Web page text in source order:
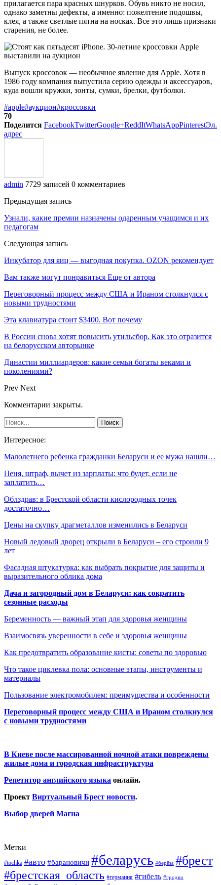
прилагается пара красных шнурков. Обувь никто не носил,
однако заметны дефекты, а именно: пожелтение подошвы,
клея, а также светлые пятна на носках. Все это лишь признаки
старения, не более.
Выпуск кроссовок — необычное явление для Apple. Хотя в
1986 году компания выпустила серию одежды и аксессуаров,
куда вошли кружки, зонты, сумки, брелки, футболки.
#apple#аукцион#кроссовки
70
Поделится FacebookTwitterGoogle+ReddItWhatsAppPinterestЭл.
адрес
admin 7729 записей 0 комментариев
Предыдущая запись
Узнали, какие премии назначены одаренным учащимся и их
педагогам
Следующая запись
Инкубатор для яиц — выгодная покупка. OZON рекомендует
Вам также могут понравиться Еще от автора
Переговорный процесс между США и Ираном столкнулся с
новыми трудностями
Эта клавиатура стоит $3400. Вот почему
В России снова хотят повысить утильсбор. Как это отразится
на белорусском авторынке
Династии миллиардеров: какие семьи богаты веками и
поколениями?
Prev Next
Комментарии закрыты.
Интересное:
Малолетнего ребенка гражданки Беларуси и ее мужа нашли…
Пеня, штраф, вычет из зарплаты: что будет, если не
заплатить…
Облздрав: в Брестской области кислородных точек
достаточно…
Цены на скупку драгметаллов изменились в Беларуси
Новый ледовый дворец открыли в Беларуси – его строили 9
лет
Фасадная штукатурка: как выбрать покрытие для защиты и
выразительного облика дома
Дача и загородный дом в Беларуси: как сократить
сезонные расходы
Беременность — важный этап для здоровья женщины
Взаимосвязь уверенности в себе и здоровья женщины
Как предотвратить образование кисты: советы по здоровью
Что такое циклевка пола: основные этапы, инструменты и
материалы
Пользование электромобилем: преимущества и особенности
Переговорный процесс между США и Ираном столкнулся
с новыми трудностями
В Киеве после массированной ночной атаки повреждены
жилые дома и городская инфраструктура
Репетитор английского языка онлайн.
Проект Виртуальный Брест новости.
Выбор дверей Магна
Метки
#tochka #авто #барановичи #беларусь #берёза #брест
#брестская_область #германия #гибель #гродно